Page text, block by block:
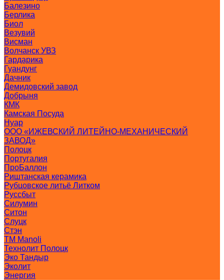
Балезино
Берлика
Биол
Везувий
Висман
Волчанск УВЗ
Гардарика
Гуандунг
Дачник
Демидовский завод
Добрыня
КМК
Камская Посуда
Нуар
ООО «ИЖЕВСКИЙ ЛИТЕЙНО-МЕХАНИЧЕСКИЙ
ЗАВОД»
Полоцк
Португалия
ПроБаллон
Риштанская керамика
Рубцовское литьё Литком
Руссбыт
Силумин
Ситон
Слуцк
Стэн
ТМ Manoli
Технолит Полоцк
Эко Тандыр
Эколит
Энергия